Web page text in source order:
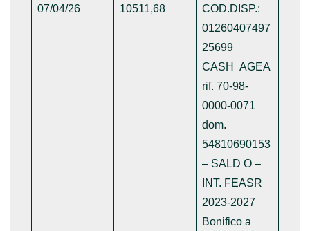
07/04/26 10511,68
COD.DISP.:
01260407497
25699
CASH AGEA
rif. 70-98-
0000-0071
dom.
54810690153
– SALD O –
INT. FEASR
2023-2027
Bonifico a